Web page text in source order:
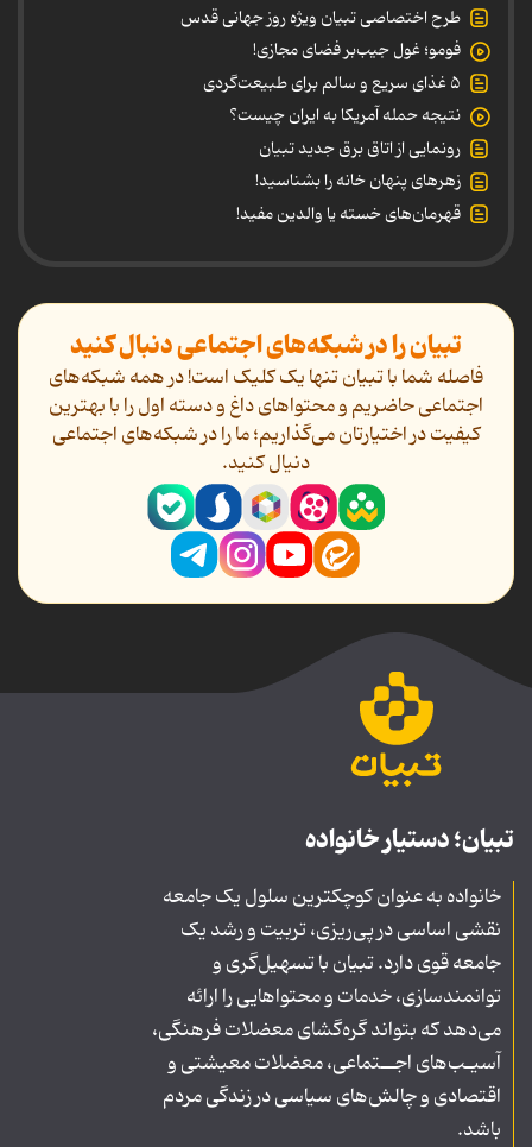
طرح اختصاصی تبیان ویژه روز جهانی قدس
فومو؛ غول جیب‌بر فضای مجازی!
۵ غذای سریع و سالم برای طبیعت‌گردی
نتیجه حمله آمریکا به ایران چیست؟
رونمایی از اتاق برق جدید تبیان
زهرهای پنهان خانه را بشناسید!
قهرمان‌های خسته یا والدین مفید!
تبیان را در شبکه‌های اجتماعی دنبال کنید
فاصله شما با تبیان تنها یک کلیک است! در همه شبکه‌های
اجتماعی حاضریم و محتواهای داغ و دسته اول را با بهترین
کیفیت در اختیارتان می‌گذاریم؛ ما را در شبکه‌های اجتماعی
دنیال کنید.
تبیان؛ دستیار خانواده
خانواده به عنوان کوچکترین سلول یک جامعه
نقشی اساسی در پی‌ریزی، تربیت و رشد یک
جامعه قوی دارد. تبیان با تسهیل‌گری و
توانمندسازی، خدمات و محتواهایی را ارائه
می‌دهد که بتواند گره‌گشای معضلات فرهنگی،
آسیـب‌های اجــتماعی، معضلات معیشتی و
اقتصادی و چالش‌های سیاسی در زندگی مردم
باشد.